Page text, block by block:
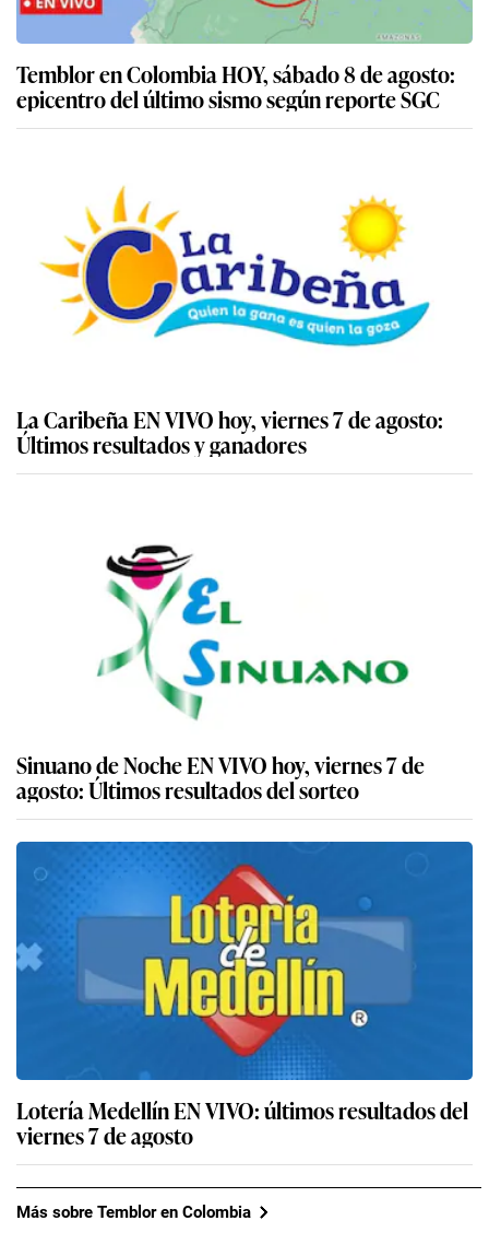
Temblor en Colombia HOY, sábado 8 de agosto:
epicentro del último sismo según reporte SGC
La Caribeña EN VIVO hoy, viernes 7 de agosto:
Últimos resultados y ganadores
Sinuano de Noche EN VIVO hoy, viernes 7 de
agosto: Últimos resultados del sorteo
Lotería Medellín EN VIVO: últimos resultados del
viernes 7 de agosto
Más sobre Temblor en Colombia